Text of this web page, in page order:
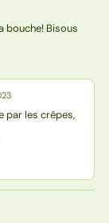
bouche! Bisous
par les crêpes,